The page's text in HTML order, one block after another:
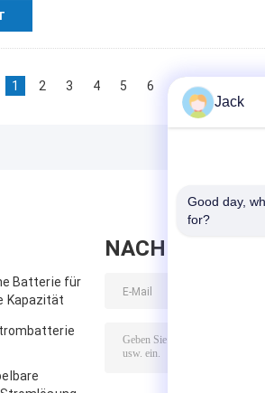
1 2 3 4 5 6 8
Batterie für
Kapazität
NACHRICHT
Jack
Good day,
for?